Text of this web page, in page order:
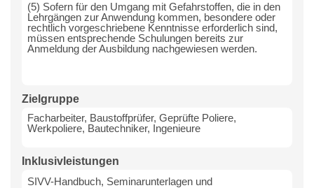
(5) Sofern für den Umgang mit Gefahrstoffen, die in den
Lehrgängen zur Anwendung kommen, besondere oder
rechtlich vorgeschriebene Kenntnisse erforderlich sind,
müssen entsprechende Schulungen bereits zur
Anmeldung der Ausbildung nachgewiesen werden.
Zielgruppe
Facharbeiter, Baustoffprüfer, Geprüfte Poliere,
Werkpoliere, Bautechniker, Ingenieure
Inklusivleistungen
SIVV-Handbuch, Seminarunterlagen und